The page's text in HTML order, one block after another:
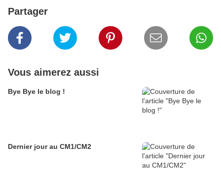
Partager
Vous aimerez aussi
Bye Bye le blog !
Dernier jour au CM1/CM2